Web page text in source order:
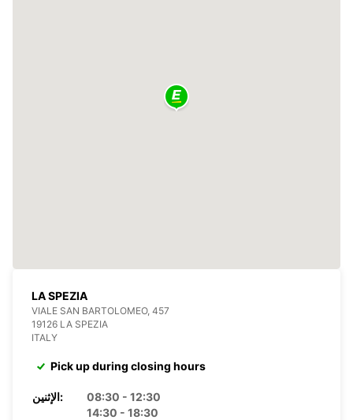
LA SPEZIA
VIALE SAN BARTOLOMEO, 457
19126 LA SPEZIA
ITALY
Pick up during closing hours
الإثنين:
08:30 - 12:30
14:30 - 18:30